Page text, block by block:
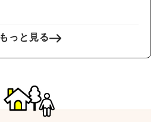
もっと見る